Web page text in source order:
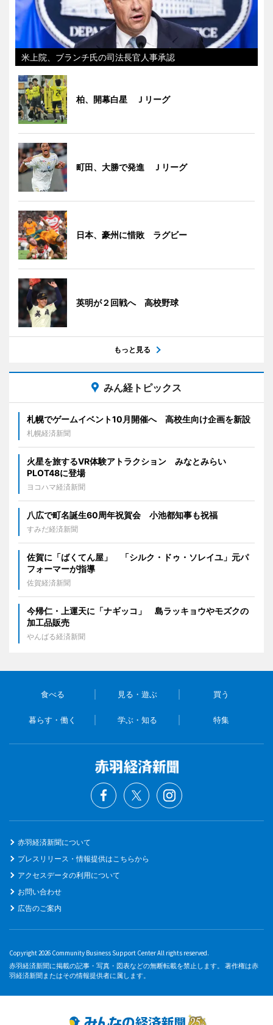
米上院、ブランチ氏の司法長官人事承認
柏、開幕白星 Ｊリーグ
町田、大勝で発進 Ｊリーグ
日本、豪州に惜敗 ラグビー
英明が２回戦へ 高校野球
もっと見る
みん経トピックス
札幌でゲームイベント10月開催へ 高校生向け企画を新設
札幌経済新聞
火星を旅するVR体験アトラクション みなとみらい
PLOT48に登場
ヨコハマ経済新聞
八広で町名誕生60周年祝賀会 小池都知事も祝福
すみだ経済新聞
佐賀に「ばくてん屋」 「シルク・ドゥ・ソレイユ」元パ
フォーマーが指導
佐賀経済新聞
今帰仁・上運天に「ナギッコ」 島ラッキョウやモズクの
加工品販売
やんばる経済新聞
食べる 見る・遊ぶ 買う
暮らす・働く 学ぶ・知る 特集
赤羽経済新聞について
プレスリリース・情報提供はこちらから
アクセスデータの利用について
お問い合わせ
広告のご案内
Copyright 2026 Community Business Support Center All rights reserved.
赤羽経済新聞に掲載の記事・写真・図表などの無断転載を禁止します。 著作権は赤
羽経済新聞またはその情報提供者に属します。